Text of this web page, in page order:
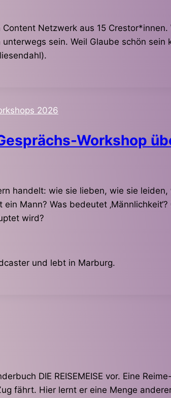
Netzwerk aus 15
sein. Weil Glaube schön sein
2026
Workshop
handelt: wie sie lieben, wie sie
Mann? Was bedeutet
wird?
und lebt in Marburg.
DIE REISEMEISE vor. Eine
fährt. Hier lernt er eine Menge